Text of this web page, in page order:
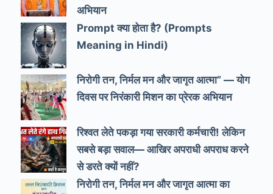
अभियान
Prompt क्या होता है? (Prompts
Meaning in Hindi)
निरोगी तन, निर्मल मन और जागृत आत्मा” — योग
दिवस पर निरंकारी मिशन का प्रेरक अभियान
रिश्वत लेते पकड़ा गया सरकारी कर्मचारी! लेकिन
सबसे बड़ा सवाल— आखिर अपराधी अपराध करने
से डरते क्यों नहीं?
निरोगी तन, निर्मल मन और जागृत आत्मा का